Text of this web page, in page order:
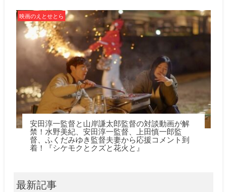
映画のえとせとら
安田淳一監督と山岸謙太郎監督の対談動画が解
禁！水野美紀、安田淳一監督、上田慎一郎監
督、ふくだみゆき監督夫妻から応援コメント到
着！『シケモクとクズと花火と』
最新記事